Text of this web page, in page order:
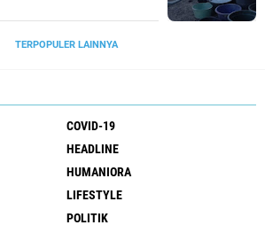
TERPOPULER LAINNYA
COVID-19
HEADLINE
HUMANIORA
LIFESTYLE
POLITIK